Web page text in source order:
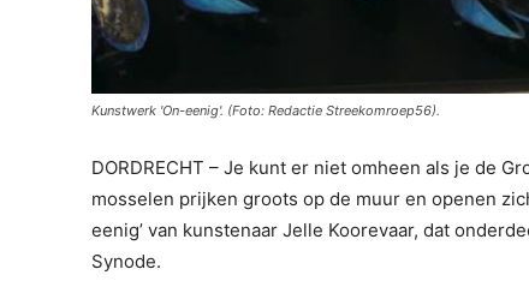
Kunstwerk 'On-eenig'. (Foto: Redactie Streekomroep56).
DORDRECHT – Je kunt er niet omheen als je de
mosselen prijken groots op de muur en openen
eenig’ van kunstenaar Jelle Koorevaar, dat
Synode.